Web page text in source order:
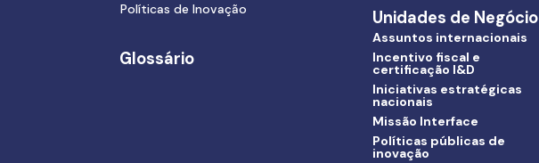
Políticas de Inovação
Glossário
Unidades de Negócio
Assuntos internacionais
Incentivo fiscal e
certificação I&D
Iniciativas estratégicas
nacionais
Missão Interface
Políticas públicas de
inovação